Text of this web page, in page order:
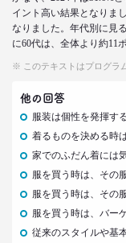
--日経クロ
生活総研 上席
前沢 裕文
--日経クロ
生活総研 上席
前沢 裕文
2019.10.29
人気コスプ
大分違う｢
イント高い結果となりま
なりました。年代別に見
に60代は、全体より約11
※ このテキストはプログラ
他の回答
服装は個性を発揮す
着るものを決める時
家でのふだん着には
服を買う時は、その
服を買う時は、その
服を買う時は、バー
従来のスタイルや基